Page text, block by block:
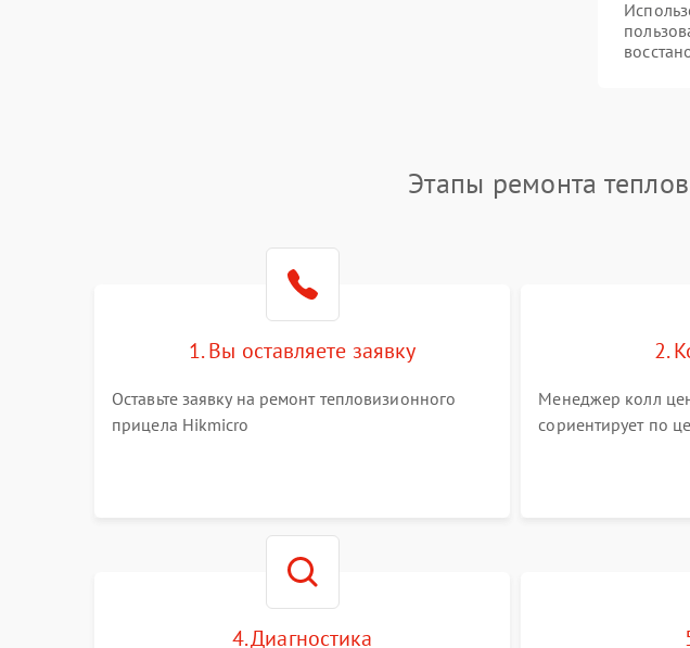
Этапы ремонта
1. Вы оставляете заявку
Оставьте заявку на ремонт тепловизионного
прицела Hikmicro
2.
Менеджер колл
сориентирует по
тепловизионного
4. Диагностика